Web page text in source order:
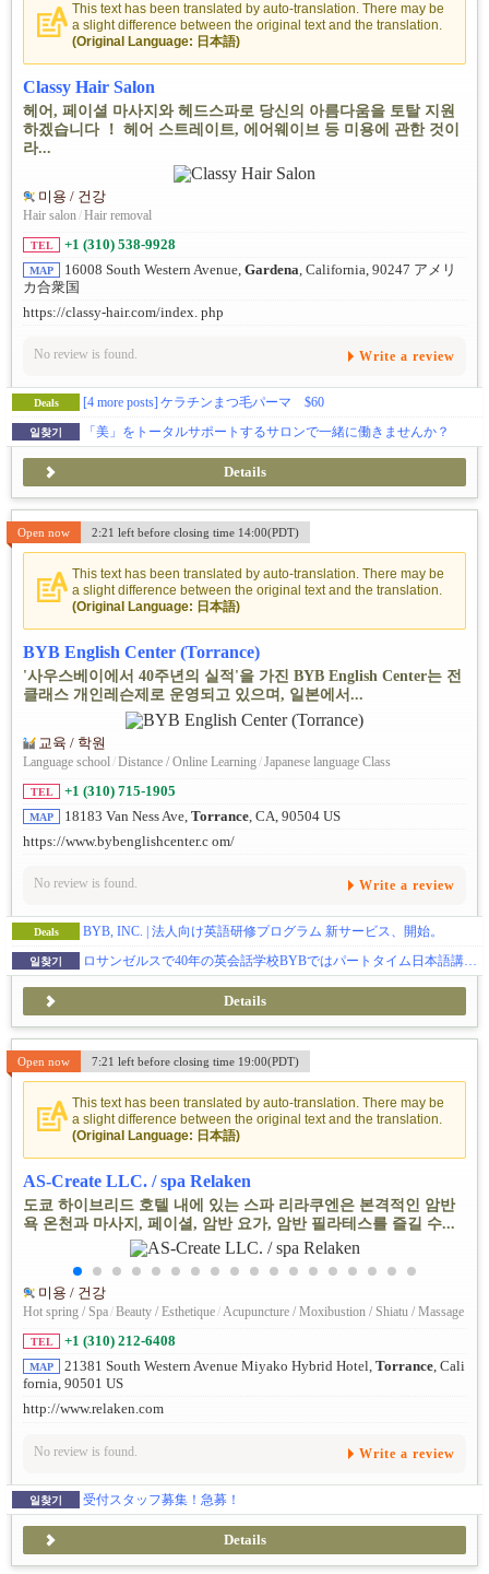
This text has been translated by auto-translation. There may be
a slight difference between the original text and the translation.
(Original Language: 日本語)
Classy Hair Salon
헤어, 페이셜 마사지와 헤드스파로 당신의 아름다움을 토탈 지원
하겠습니다 ！ 헤어 스트레이트, 에어웨이브 등 미용에 관한 것이
라...
미용 / 건강
Hair salon /Hair removal
TEL +1 (310) 538-9928
MAP 16008 South Western Avenue, Gardena , California, 90247 アメリ
カ合衆国
https://classy-hair.com/index. php
No review is found. Write a review
Deals [4 more posts] ケラチンまつ毛パーマ $60
일찾기 「美」をトータルサポートするサロンで一緒に働きませんか？
Details
Open now 2:21 left before closing time 14:00(PDT)
This text has been translated by auto-translation. There may be
a slight difference between the original text and the translation.
(Original Language: 日本語)
BYB English Center (Torrance)
'사우스베이에서 40주년의 실적'을 가진 BYB English Center는 전
클래스 개인레슨제로 운영되고 있으며, 일본에서...
교육 / 학원
Language school /Distance / Online Learning /Japanese language Class
TEL +1 (310) 715-1905
MAP 18183 Van Ness Ave, Torrance , CA, 90504 US
https://www.bybenglishcenter.c om/
No review is found. Write a review
Deals BYB, INC. | 法人向け英語研修プログラム 新サービス、開始。
일찾기 ロサンゼルスで40年の英会話学校BYBではパートタイム日本語講師を募集中。週1回～OK
Details
Open now 7:21 left before closing time 19:00(PDT)
This text has been translated by auto-translation. There may be
a slight difference between the original text and the translation.
(Original Language: 日本語)
AS-Create LLC. / spa Relaken
도쿄 하이브리드 호텔 내에 있는 스파 리라쿠엔은 본격적인 암반
욕 온천과 마사지, 페이셜, 암반 요가, 암반 필라테스를 즐길 수...
미용 / 건강
Hot spring / Spa/Beauty / Esthetique/Acupuncture / Moxibustion / Shiatu / Massage
TEL +1 (310) 212-6408
MAP 21381 South Western Avenue Miyako Hybrid Hotel, Torrance, Cali
fornia, 90501 US
http://www.relaken.com
No review is found. Write a review
일찾기 受付スタッフ募集！急募！
Details